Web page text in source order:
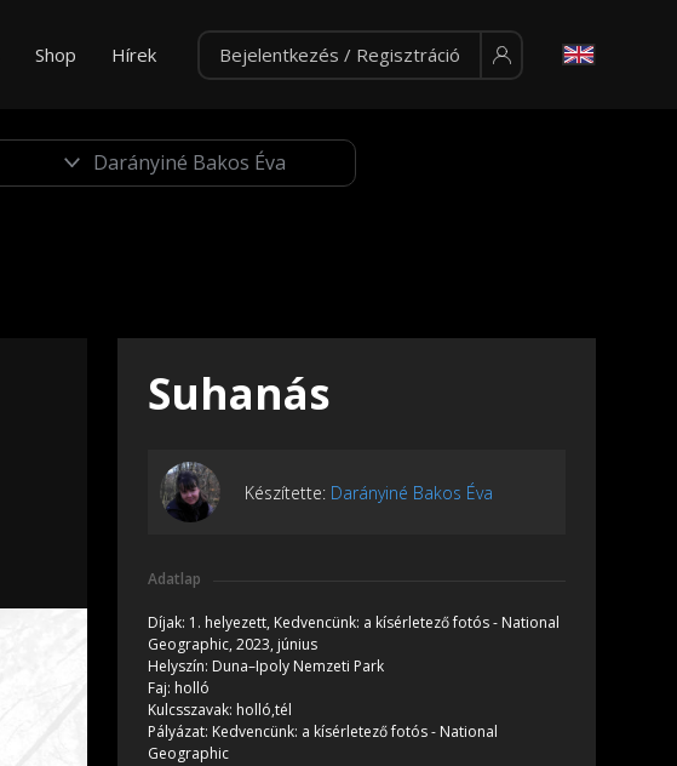
Shop Hírek Bejelentkezés / Regisztráció
Suhanás
Készítette: Darányiné Bakos Éva
Adatlap
Díjak: 1. helyezett, Kedvencünk: a kísérletező fotós - National
Geographic, 2023, június
Helyszín: Duna–Ipoly Nemzeti Park
Faj: holló
Kulcsszavak: holló,tél
Pályázat: Kedvencünk: a kísérletező fotós - National
Geographic